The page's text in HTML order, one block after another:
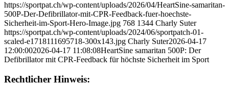
https://sportpat.ch/wp-content/uploads/2026/04/HeartSine-samaritan-
500P-Der-Defibrillator-mit-CPR-Feedback-fuer-hoechste-
Sicherheit-im-Sport-Hero-Image.jpg 768 1344 Charly Suter
https://sportpat.ch/wp-content/uploads/2024/06/sportpatch-01-
scaled-e1718111695718-300x143.jpg Charly Suter2026-04-17
12:00:002026-04-17 11:08:08HeartSine samaritan 500P: Der
Defibrillator mit CPR-Feedback für höchste Sicherheit im Sport
Rechtlicher Hinweis: